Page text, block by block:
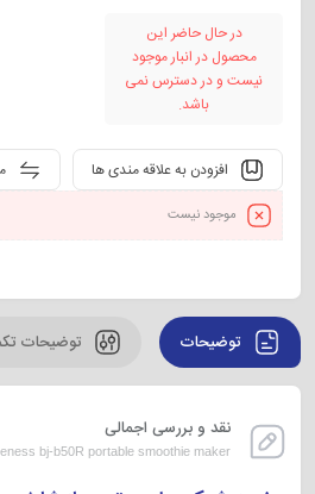
در حال حاضر این
محصول در انبار موجود
نیست و در دسترس نمی
باشد.
افزودن به علاقه مندی ها
موجود نیست
توضیحات توضیحات
نقد و بررسی اجمالی
bj-b50R portable smoothie maker